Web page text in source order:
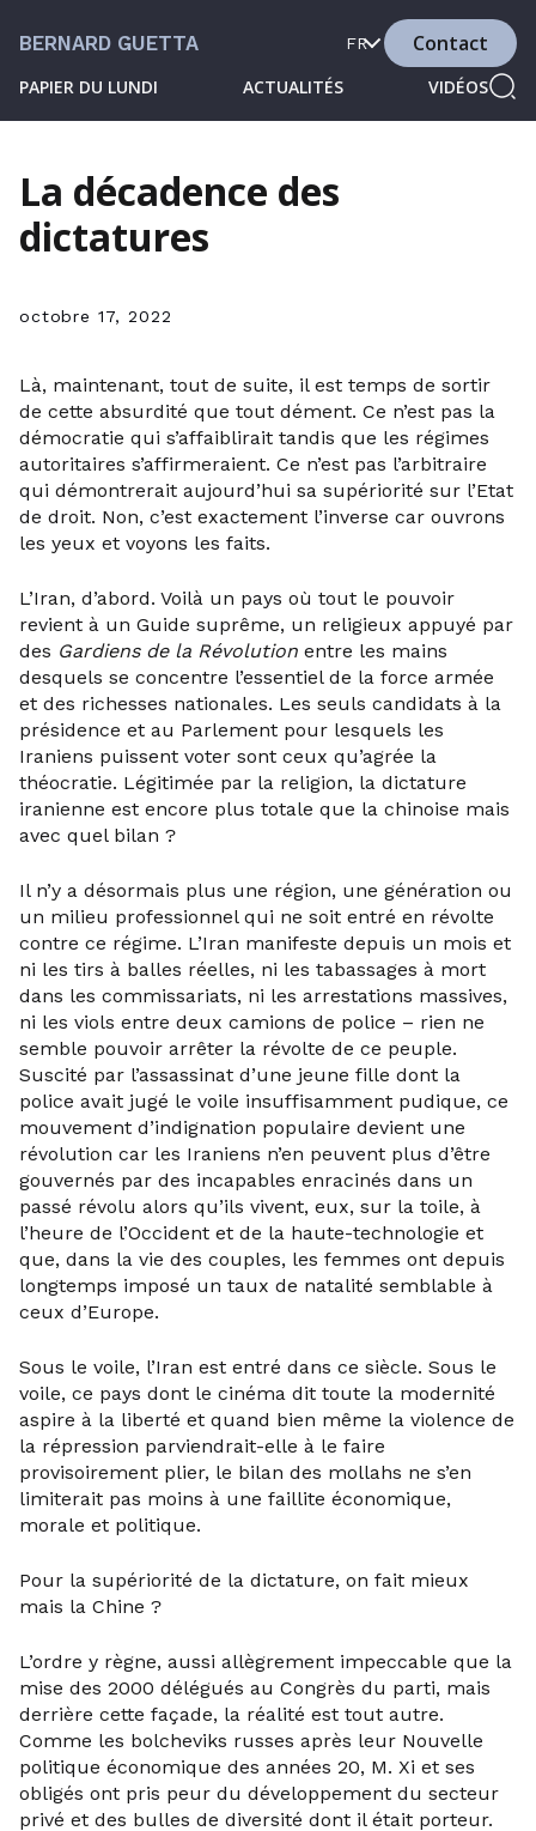
BERNARD GUETTA
PAPIER DU LUNDI ACTUALITÉS VIDÉOS
FR Contact
La décadence des
dictatures
octobre 17, 2022
Là, maintenant, tout de suite, il est temps de sortir
de cette absurdité que tout dément. Ce n’est pas la
démocratie qui s’affaiblirait tandis que les régimes
autoritaires s’affirmeraient. Ce n’est pas l’arbitraire
qui démontrerait aujourd’hui sa supériorité sur l’Etat
de droit. Non, c’est exactement l’inverse car ouvrons
les yeux et voyons les faits.
L’Iran, d’abord. Voilà un pays où tout le pouvoir
revient à un Guide suprême, un religieux appuyé par
des Gardiens de la Révolution entre les mains
desquels se concentre l’essentiel de la force armée
et des richesses nationales. Les seuls candidats à la
présidence et au Parlement pour lesquels les
Iraniens puissent voter sont ceux qu’agrée la
théocratie. Légitimée par la religion, la dictature
iranienne est encore plus totale que la chinoise mais
avec quel bilan ?
Il n’y a désormais plus une région, une génération ou
un milieu professionnel qui ne soit entré en révolte
contre ce régime. L’Iran manifeste depuis un mois et
ni les tirs à balles réelles, ni les tabassages à mort
dans les commissariats, ni les arrestations massives,
ni les viols entre deux camions de police – rien ne
semble pouvoir arrêter la révolte de ce peuple.
Suscité par l’assassinat d’une jeune fille dont la
police avait jugé le voile insuffisamment pudique, ce
mouvement d’indignation populaire devient une
révolution car les Iraniens n’en peuvent plus d’être
gouvernés par des incapables enracinés dans un
passé révolu alors qu’ils vivent, eux, sur la toile, à
l’heure de l’Occident et de la haute-technologie et
que, dans la vie des couples, les femmes ont depuis
longtemps imposé un taux de natalité semblable à
ceux d’Europe.
Sous le voile, l’Iran est entré dans ce siècle. Sous le
voile, ce pays dont le cinéma dit toute la modernité
aspire à la liberté et quand bien même la violence de
la répression parviendrait-elle à le faire
provisoirement plier, le bilan des mollahs ne s’en
limiterait pas moins à une faillite économique,
morale et politique.
Pour la supériorité de la dictature, on fait mieux
mais la Chine ?
L’ordre y règne, aussi allègrement impeccable que la
mise des 2000 délégués au Congrès du parti, mais
derrière cette façade, la réalité est tout autre.
Comme les bolcheviks russes après leur Nouvelle
politique économique des années 20, M. Xi et ses
obligés ont pris peur du développement du secteur
privé et des bulles de diversité dont il était porteur.